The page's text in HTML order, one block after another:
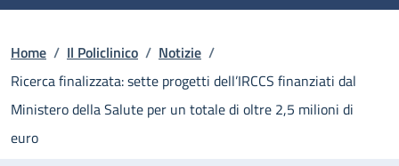
Briciole di pane
Home / Il Policlinico / Notizie /
Ricerca finalizzata: sette progetti dell’IRCCS finanziati dal
Ministero della Salute per un totale di oltre 2,5 milioni di
euro